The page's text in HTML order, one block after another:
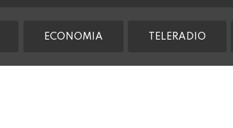
ECONOMIA TELERADIO